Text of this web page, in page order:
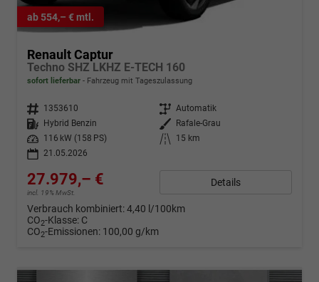
ab 554,– € mtl.
Renault Captur
Techno SHZ LKHZ E-TECH 160
sofort lieferbar Fahrzeug mit Tageszulassung
Fahrzeugnr. 1353610 Getriebe Automatik
Kraftstoff
Hybrid Benzin Außenfarbe
Rafale-Grau
Leistung
116 kW (158 PS) Kilometerstand
15 km
21.05.2026
27.979,– €
incl. 19% MwSt.
Details
Verbrauch kombiniert:4,40 l/100km
CO2-Klasse: C
CO2-Emissionen: 100,00 g/km